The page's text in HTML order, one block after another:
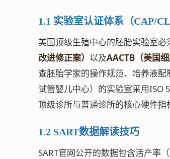
1.1 实验室认证体系（CAP/
美国顶级生殖中心的胚胎实验室必
改进修正案） 以及AACTB（美国
查胚胎学家的操作规范、培养液
试管婴儿中心）的实验室采用ISO
顶级诊所与普通诊所的核心硬件指
1.2 SART数据解读技巧
SART官网公开的数据包含活产率